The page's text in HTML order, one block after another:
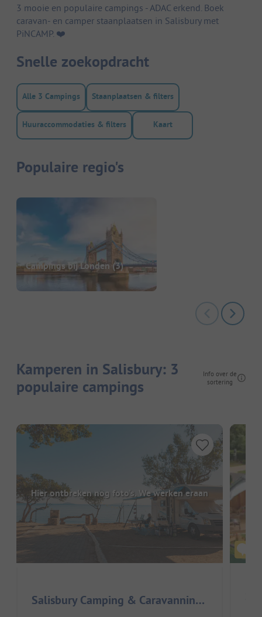
3 mooie en populaire campings - ADAC erkend. Boek
caravan- en camper staanplaatsen in Salisbury met
PiNCAMP. ❤️️
Snelle zoekopdracht
Alle 3 Campings Staanplaatsen & filters
Huuraccommodaties & filters Kaart
Populaire regio's
Campings bij Londen (3)
Kamperen in Salisbury: 3
populaire campings
Info over de
sortering
Hier ontbreken nog foto's. We werken eraan
Salisbury Camping & Caravanning Club